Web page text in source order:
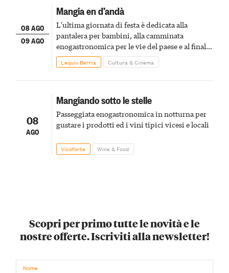
08 AGO
09 AGO
Mangia en d’andà
L'ultima giornata di festa è dedicata alla
pantalera per bambini, alla camminata
enogastronomica per le vie del paese e al finale
pirotecnico
Lequio Berria Cultura & Cinema
08
AGO
Mangiando sotto le stelle
Passeggiata enogastronomica in notturna per
gustare i prodotti ed i vini tipici vicesi e locali
Vicoforte Wine & Food
Scopri per primo tutte le novità e le
nostre offerte. Iscriviti alla newsletter!
Nome